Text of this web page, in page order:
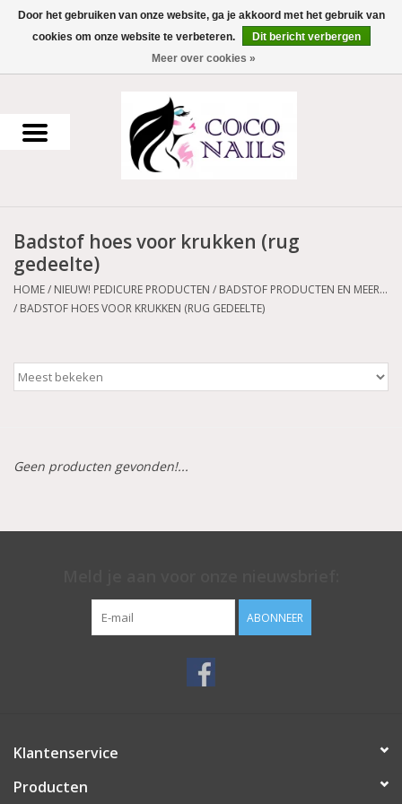
0 Artikelen - €0,00
Uv Gel
Acrylpoeder
Voorbereiding en finish
NailArt Producten
Baby/Kinderkamer
Badstof hoes voor krukken (rug
gedeelte)
HOME/ NIEUW! PEDICURE PRODUCTEN / BADSTOF PRODUCTEN EN MEER...
/ BADSTOF HOES VOOR KRUKKEN (RUG GEDEELTE)
Geen producten gevonden!...
ABONNEER
Klantenservice
Producten
Door het gebruiken van onze website, ga je akkoord met het gebruik van
cookies om onze website te verbeteren.
Dit bericht verbergen
Meer over cookies »